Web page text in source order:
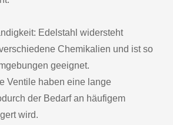
Edelstahl widersteht
Chemikalien und ist so
geeignet.
Ventile haben eine lange
der Bedarf an häufigem
wird.